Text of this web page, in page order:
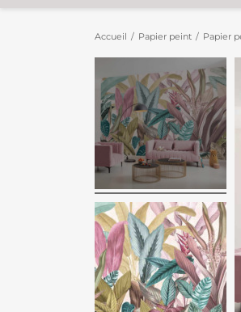
Accueil Papier peint Papier